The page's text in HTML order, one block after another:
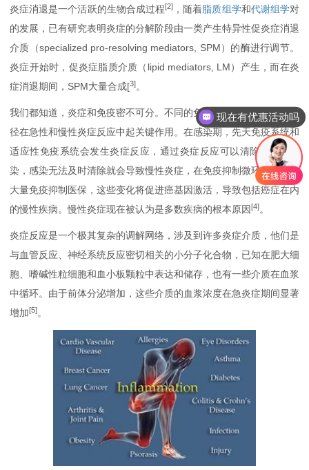
炎症消退是一个活跃的生物合成过程[2] ，随着脂质组学和代谢组学对
的发展，已有研究表明炎症的分解阶段由一类产生特异性促炎症消退
介质（specialized pro-resolving mediators, SPM）的酶进行调节。
炎症开始时，促炎症脂质介质（lipid mediators, LM）产生，而在炎
症消退期间，SPM大量合成[3]。
我们都知道，炎症和免疫密不可分。不同的免疫细胞群和免疫调节途
径在急性和慢性炎症反应中起关键作用。在感染期，先天免疫系统和
适应性免疫系统会发生炎症反应，通过炎症反应可以清除大多数感
染，感染无法及时清除就会导致慢性炎症，在免疫抑制微环境中存在
大量免疫抑制医保，这些变化将促进癌基因激活，导致包括癌症在内
的慢性疾病。慢性炎症现在被认为是多数疾病的根本原因[4]。
炎症反应是一个极其复杂的调解网络，涉及到许多炎症介质，他们是
与血管反应、神经系统反应密切相关的小分子化合物，已知在肥大细
胞、嗜碱性粒细胞和血小板颗粒中表达和储存，也有一些介质在血浆
中循环。由于前体分泌增加，这些介质的血浆浓度在急炎症期间显著
增加[5]。
可以介绍下你们的产品么
现在有优惠活动吗